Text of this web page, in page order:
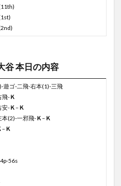
谷 本日の内容
ゴ-二飛-右本(1)-三飛
-Ｋ
-Ｋ – Ｋ
(2)-一邪飛-Ｋ – Ｋ
– Ｋ
56s